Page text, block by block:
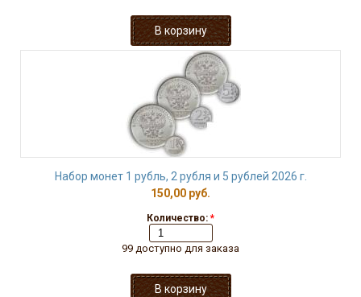
Набор монет 1 рубль, 2 рубля и 5 рублей 2026 г.
150,00 руб.
Количество: *
99 доступно для заказа